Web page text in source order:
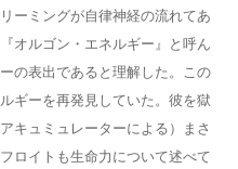
ーミングが自律神経の流れてあ
オルゴン・エネルギー』と呼ん
の表出であると理解した。この
ギーを再発見していた。彼を獄
キュミュレーターによる）まさ
ロイトも生命力について述べて